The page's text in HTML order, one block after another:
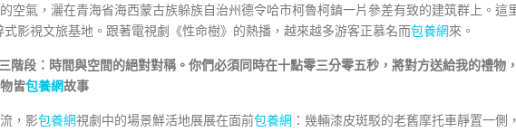
空氣，灑在青海省海西蒙古族躲族自治州德令哈市柯魯柯鎮一片參差有致的建筑群上。這
影視文旅基地。跟著電視劇《性命樹》的熱播，越來越多游客正慕名而包養網來。
三階段：時間與空間的絕對對稱。你們必須同時在十點零三分零五秒，將對方送給我的禮物，
皆包養網故事
，影包養網視劇中的場景鮮活地展展在面前包養網 ：幾輛漆皮斑駁的老舊摩托車靜置一側，